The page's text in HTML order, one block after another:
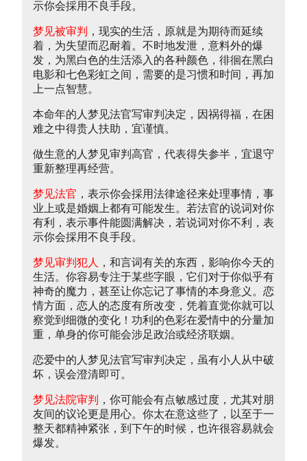
示你会採用不良手段。
梦见被审判
，现实的生活，原就是为期待而延续
着，为失望而忍耐着。不时地发泄，意料外的爆
发，为黑白色的生活添入的各种颜色，徘徊在黑白
电影和七色彩虹之间，需要的是习惯和时间，再加
上一点智慧。
本命年的人梦见法官写审判决定，因祸得福，在困
难之中得贵人扶助，宜谨慎。
做生意的人梦见审判高官，代表得失参半，宜退守
重新整理再经营。
梦见法官 ，表示你会採用法律途径来处理事情，事
业上或是婚姻上都有可能发生。若法官的说词对你
有利，表示事件能圆满解决，若说词对你不利，表
示你会採用不良手段。
梦见审判犯人
，和言词有关的东西，影响你今天的
生活。你容易专注于某些字眼，它们对于你似乎有
神奇的魔力，甚至让你忘记了事情的本身意义。恋
情方面，恋人的态度有所改变，凭着直觉你就可以
察觉到细微的变化！功利的色彩在爱情中的分量加
重，单身的你可能会涉足政治或经济联姻。
恋爱中的人梦见法官写审判决定，虽有小人从中破
坏，误会澄清即可。
梦见法院审判
，你可能会有点敏感过度，尤其对朋
友间的议论更是用心。你太在意这些了，以至于一
整天都精神紧张，到下午的时候，也许很容易就会
爆发。